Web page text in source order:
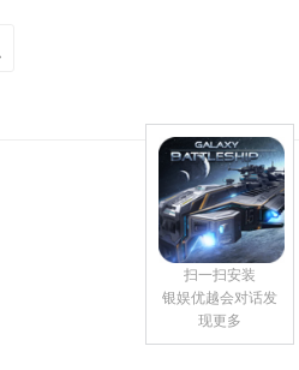
扫一扫安装
银娱优越会对话发
现更多